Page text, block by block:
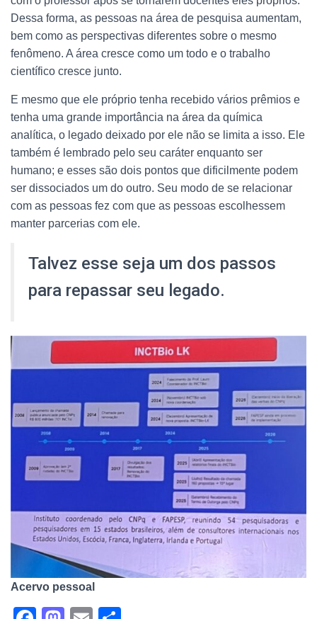
Dessa forma, as pessoas na área de pesquisa aumentam,
bem como as perspectivas diferentes sobre o mesmo
fenômeno. A área cresce como um todo e o trabalho
científico cresce junto.
E mesmo que ele próprio tenha recebido vários prêmios e
tenha uma grande importância na área da química
analítica, o legado deixado por ele não se limita a isso. Ele
também é lembrado pelo seu caráter enquanto ser
humano; e esses são dois pontos que dificilmente podem
ser dissociados um do outro. Seu modo de se relacionar
com as pessoas fez com que as pessoas escolhessem
manter parcerias com ele.
Talvez esse seja um dos passos
para repassar seu legado.
Acervo pessoal